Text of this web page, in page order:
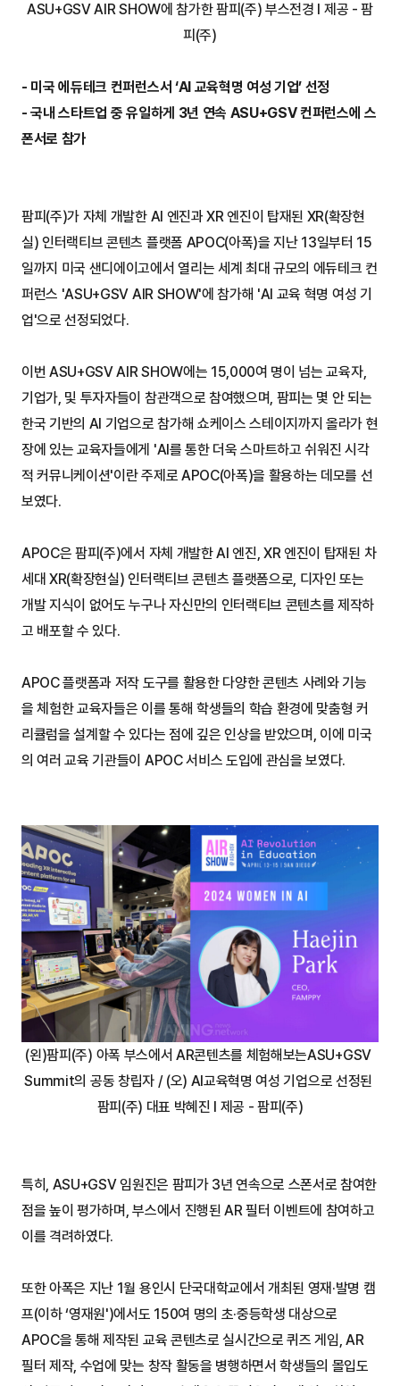
ASU+GSV AIR SHOW에 참가한 팜피(주) 부스전경 I 제공 - 팜
피(주)
- 미국 에듀테크 컨퍼런스서 ‘AI 교육혁명 여성 기업’ 선정
- 국내 스타트업 중 유일하게 3년 연속 ASU+GSV 컨퍼런스에 스
폰서로 참가
팜피(주)가 자체 개발한 AI 엔진과 XR 엔진이 탑재된 XR(확장현
실) 인터랙티브 콘텐츠 플랫폼 APOC(아폭)을 지난 13일부터 15
일까지 미국 샌디에이고에서 열리는 세계 최대 규모의 에듀테크 컨
퍼런스 'ASU+GSV AIR SHOW'에 참가해 'AI 교육 혁명 여성 기
업'으로 선정되었다.
이번 ASU+GSV AIR SHOW에는 15,000여 명이 넘는 교육자,
기업가, 및 투자자들이 참관객으로 참여했으며, 팜피는 몇 안 되는
한국 기반의 AI 기업으로 참가해 쇼케이스 스테이지까지 올라가 현
장에 있는 교육자들에게 'AI를 통한 더욱 스마트하고 쉬워진 시각
적 커뮤니케이션'이란 주제로 APOC(아폭)을 활용하는 데모를 선
보였다.
APOC은 팜피(주)에서 자체 개발한 AI 엔진, XR 엔진이 탑재된 차
세대 XR(확장현실) 인터랙티브 콘텐츠 플랫폼으로, 디자인 또는
개발 지식이 없어도 누구나 자신만의 인터랙티브 콘텐츠를 제작하
고 배포할 수 있다.
APOC 플랫폼과 저작 도구를 활용한 다양한 콘텐츠 사례와 기능
을 체험한 교육자들은 이를 통해 학생들의 학습 환경에 맞춤형 커
리큘럼을 설계할 수 있다는 점에 깊은 인상을 받았으며, 이에 미국
의 여러 교육 기관들이 APOC 서비스 도입에 관심을 보였다.
(왼)팜피(주) 아폭 부스에서 AR콘텐츠를 체험해보는ASU+GSV
Summit의 공동 창립자 / (오) AI교육혁명 여성 기업으로 선정된
팜피(주) 대표 박혜진 I 제공 - 팜피(주)
특히, ASU+GSV 임원진은 팜피가 3년 연속으로 스폰서로 참여한
점을 높이 평가하며, 부스에서 진행된 AR 필터 이벤트에 참여하고
이를 격려하였다.
또한 아폭은 지난 1월 용인시 단국대학교에서 개최된 영재·발명 캠
프(이하 ‘영재원')에서도 150여 명의 초·중등학생 대상으로
APOC을 통해 제작된 교육 콘텐츠로 실시간으로 퀴즈 게임, AR
필터 제작, 수업에 맞는 창작 활동을 병행하면서 학생들의 몰입도